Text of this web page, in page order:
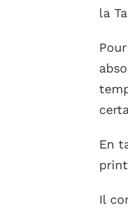
la
En
Il